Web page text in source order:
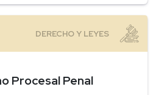
Procesal Penal